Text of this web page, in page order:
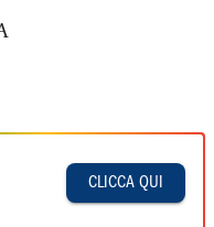
CLICCA QUI